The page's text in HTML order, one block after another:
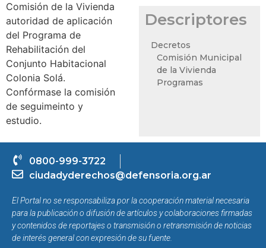
Comisión de la Vivienda
autoridad de aplicación
del Programa de
Rehabilitación del
Conjunto Habitacional
Colonia Solá.
Confórmase la comisión
de seguimeinto y
estudio.
Descriptores
Decretos
Comisión Municipal
de la Vivienda
Programas
0800-999-3722
ciudadyderechos@defensoria.org.ar
El Portal no se responsabiliza por la cooperación material necesaria
para la publicación o difusión de artículos y colaboraciones firmadas
y contenidos de reportajes o transmisión o retransmisión de noticias
de interés general con expresión de su fuente.